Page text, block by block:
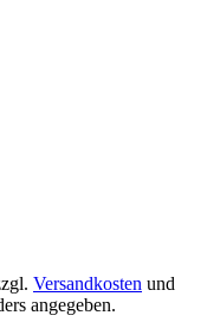
Versandkosten und
angegeben.